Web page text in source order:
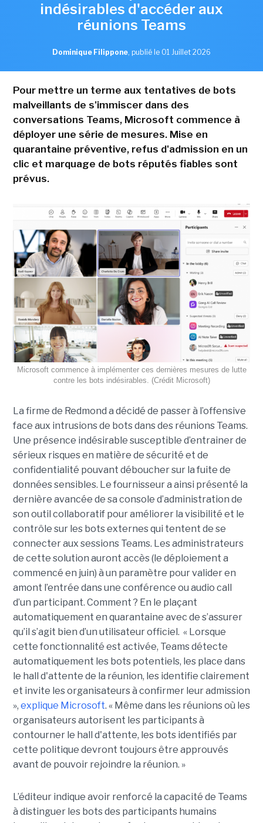
indésirables d'accéder aux
réunions Teams
Dominique Filippone, publié le 01 Juillet 2026
Pour mettre un terme aux tentatives de bots
malveillants de s'immiscer dans des
conversations Teams, Microsoft commence à
déployer une série de mesures. Mise en
quarantaine préventive, refus d'admission en un
clic et marquage de bots réputés fiables sont
prévus.
Microsoft commence à implémenter ces dernières mesures de lutte
contre les bots indésirables. (Crédit Microsoft)
La firme de Redmond a décidé de passer à l’offensive
face aux intrusions de bots dans des réunions Teams.
Une présence indésirable susceptible d’entrainer de
sérieux risques en matière de sécurité et de
confidentialité pouvant déboucher sur la fuite de
données sensibles. Le fournisseur a ainsi présenté la
dernière avancée de sa console d’administration de
son outil collaboratif pour améliorer la visibilité et le
contrôle sur les bots externes qui tentent de se
connecter aux sessions Teams. Les administrateurs
de cette solution auront accès (le déploiement a
commencé en juin) à un paramètre pour valider en
amont l’entrée dans une conférence ou audio call
d’un participant. Comment ? En le plaçant
automatiquement en quarantaine avec de s’assurer
qu’il s’agit bien d’un utilisateur officiel. « Lorsque
cette fonctionnalité est activée, Teams détecte
automatiquement les bots potentiels, les place dans
le hall d'attente de la réunion, les identifie clairement
et invite les organisateurs à confirmer leur admission
», explique Microsoft. « Même dans les réunions où les
organisateurs autorisent les participants à
contourner le hall d'attente, les bots identifiés par
cette politique devront toujours être approuvés
avant de pouvoir rejoindre la réunion. »
L’éditeur indique avoir renforcé la capacité de Teams
à distinguer les bots des participants humains